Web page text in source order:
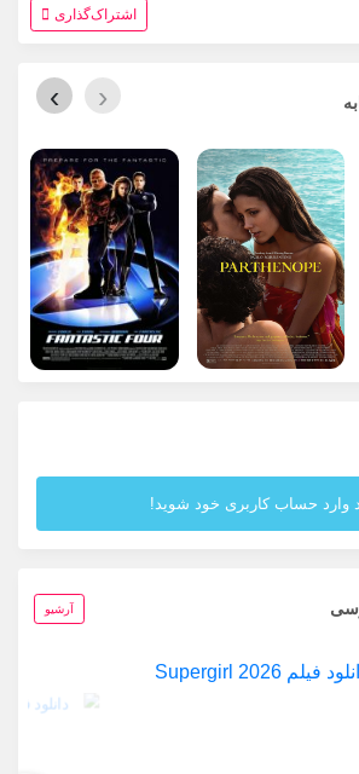
اشتراک‌گذاری
‹
›
وارد حساب کاربری خود شوید!
آرشیو